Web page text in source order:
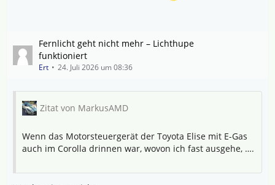
Fernlicht geht nicht mehr – Lichthupe
funktioniert
Ert 24. Juli 2026 um 08:36
Zitat von MarkusAMD
Wenn das Motorsteuergerät der Toyota Elise mit E-Gas
auch im Corolla drinnen war, wovon ich fast ausgehe, ….